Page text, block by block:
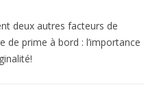
deux autres facteurs de
de prime à bord : l’importance